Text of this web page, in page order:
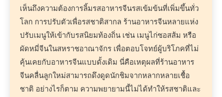
เห็นถึงความต้องการลิ้มรสอาหารจีนรสเข้มข้นที่เพิ่มขึ้นทั่ว
โลก การปรับตัวเพื่อรสชาติสากล ร้านอาหารจีนหลายแห่ง
ปรับเมนูให้เข้ากับรสนิยมท้องถิ่น เช่น เมนูไก่ซอสส้ม หรือ
ผัดหมี่จีนในสหราชอาณาจักร เพื่อตอบโจทย์ผู้บริโภคที่ไม่
คุ้นเคยกับอาหารจีนแบบดั้งเดิม นี่คือเหตุผลที่ร้านอาหาร
จีนคลื่นลูกใหม่สามารถดึงดูดนักชิมจากหลากหลายเชื้อ
ชาติ อย่างไรก็ตาม ความพยายามนี้ไม่ได้ทำให้รสชาติและ